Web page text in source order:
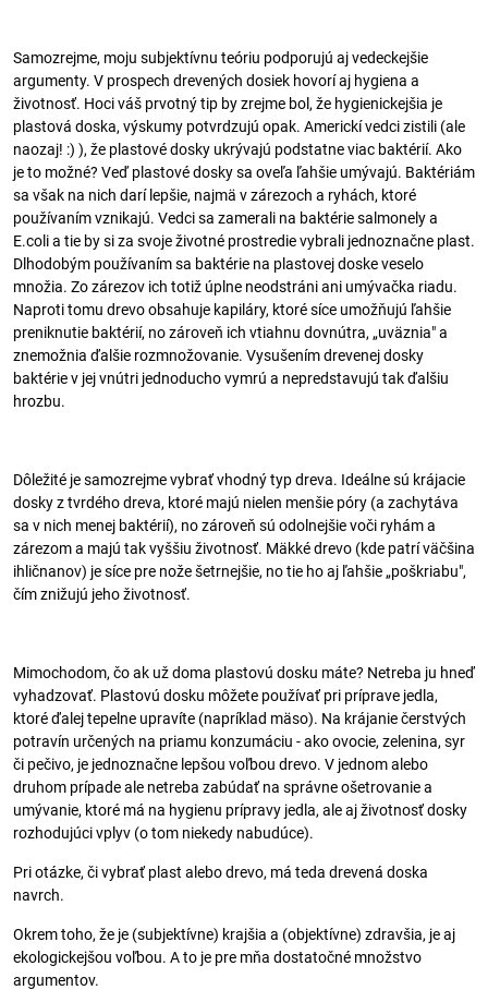
Samozrejme, moju subjektívnu teóriu podporujú aj vedeckejšie
argumenty. V prospech drevených dosiek hovorí aj hygiena a
životnosť. Hoci váš prvotný tip by zrejme bol, že hygienickejšia je
plastová doska, výskumy potvrdzujú opak. Americkí vedci zistili (ale
naozaj! :) ), že plastové dosky ukrývajú podstatne viac baktérií. Ako
je to možné? Veď plastové dosky sa oveľa ľahšie umývajú. Baktériám
sa však na nich darí lepšie, najmä v zárezoch a ryhách, ktoré
používaním vznikajú. Vedci sa zamerali na baktérie salmonely a
E.coli a tie by si za svoje životné prostredie vybrali jednoznačne plast.
Dlhodobým používaním sa baktérie na plastovej doske veselo
množia. Zo zárezov ich totiž úplne neodstráni ani umývačka riadu.
Naproti tomu drevo obsahuje kapiláry, ktoré síce umožňujú ľahšie
preniknutie baktérií, no zároveň ich vtiahnu dovnútra, „uväznia" a
znemožnia ďalšie rozmnožovanie. Vysušením drevenej dosky
baktérie v jej vnútri jednoducho vymrú a nepredstavujú tak ďalšiu
hrozbu.
Dôležité je samozrejme vybrať vhodný typ dreva. Ideálne sú krájacie
dosky z tvrdého dreva, ktoré majú nielen menšie póry (a zachytáva
sa v nich menej baktérií), no zároveň sú odolnejšie voči ryhám a
zárezom a majú tak vyššiu životnosť. Mäkké drevo (kde patrí väčšina
ihličnanov) je síce pre nože šetrnejšie, no tie ho aj ľahšie „poškriabu",
čím znižujú jeho životnosť.
Mimochodom, čo ak už doma plastovú dosku máte? Netreba ju hneď
vyhadzovať. Plastovú dosku môžete používať pri príprave jedla,
ktoré ďalej tepelne upravíte (napríklad mäso). Na krájanie čerstvých
potravín určených na priamu konzumáciu - ako ovocie, zelenina, syr
či pečivo, je jednoznačne lepšou voľbou drevo. V jednom alebo
druhom prípade ale netreba zabúdať na správne ošetrovanie a
umývanie, ktoré má na hygienu prípravy jedla, ale aj životnosť dosky
rozhodujúci vplyv (o tom niekedy nabudúce).
Pri otázke, či vybrať plast alebo drevo, má teda drevená doska
navrch.
Okrem toho, že je (subjektívne) krajšia a (objektívne) zdravšia, je aj
ekologickejšou voľbou. A to je pre mňa dostatočné množstvo
argumentov.